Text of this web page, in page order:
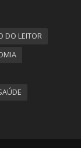
DO LEITOR